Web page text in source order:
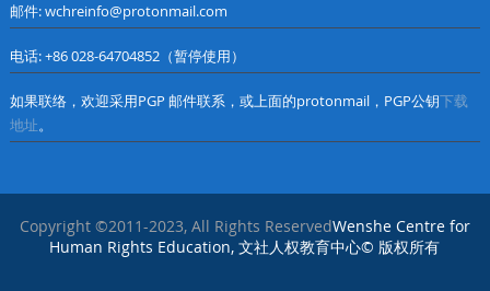
邮件: wchreinfo@protonmail.com
电话: +86 028-64704852（暂停使用）
如果联络，欢迎采用PGP 邮件联系，或上面的protonmail，PGP公钥下载
地址。
Copyright ©2011-2023, All Rights ReservedWenshe Centre for
Human Rights Education, 文社人权教育中心© 版权所有